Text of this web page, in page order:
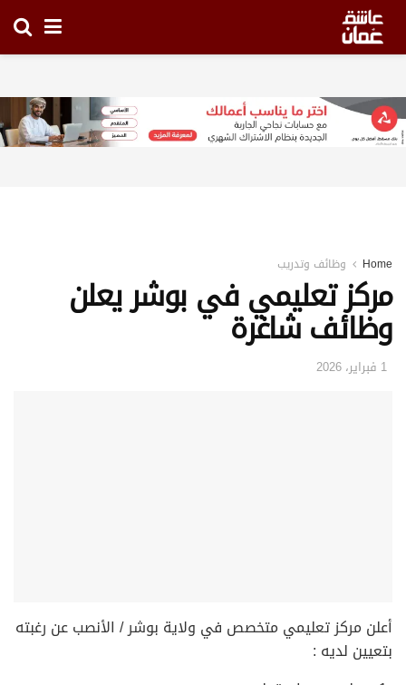
Home وظائف وتدريب
مركز تعليمي في بوشر يعلن
وظائف شاغرة
1 فبراير، 2026
أعلن مركز تعليمي متخصص في ولاية بوشر / الأنصب عن رغبته
بتعيين لديه :